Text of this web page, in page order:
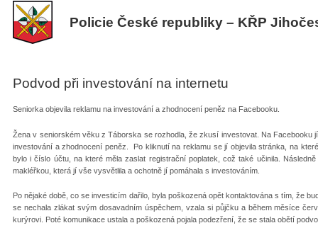
Policie České republiky – KŘP
Podvod při investování na internetu
Seniorka objevila reklamu na investování a zhodnocení peněz na Facebooku.
Žena v seniorském věku z Táborska se rozhodla, že zkusí investovat. Na Facebooku
investování a zhodnocení peněz. Po kliknutí na reklamu se jí objevila stránka, na
bylo i číslo účtu, na které měla zaslat registrační poplatek, což také učinila.
makléřkou, která jí vše vysvětlila a ochotně jí pomáhala s investováním.
Po nějaké době, co se investicím dařilo, byla poškozená opět kontaktována s tím, že
se nechala zlákat svým dosavadním úspěchem, vzala si půjčku a během měsíce
kurýrovi. Poté komunikace ustala a poškozená pojala podezření, že se stala obětí